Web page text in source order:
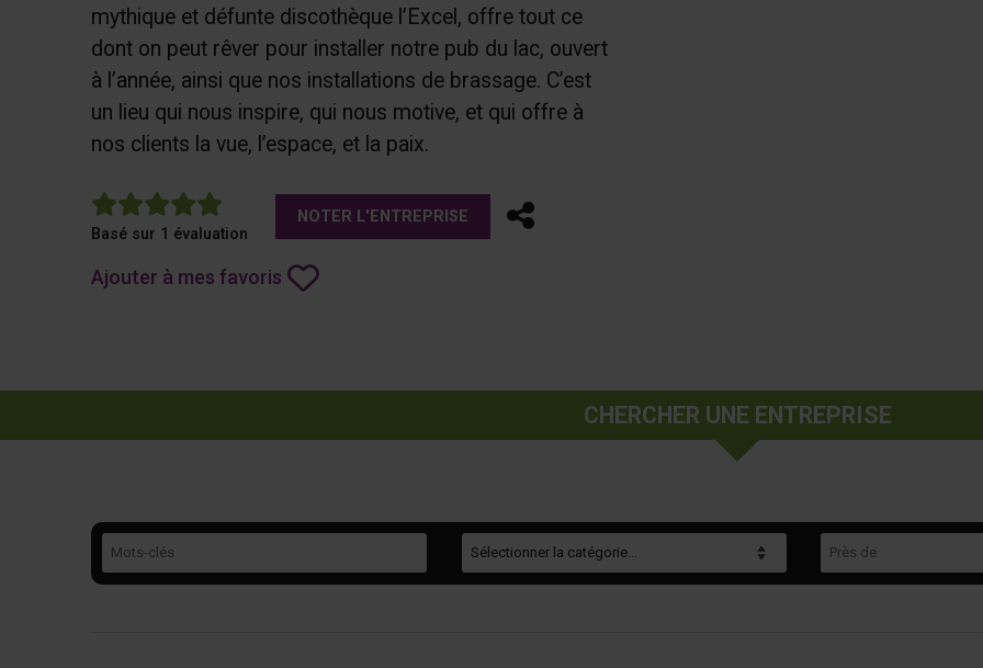
mythique et défunte discothèque l’Excel, offre tout ce
dont on peut rêver pour installer notre pub du lac, ouvert
à l’année, ainsi que nos installations de brassage. C’est
un lieu qui nous inspire, qui nous motive, et qui offre à
nos clients la vue, l’espace, et la paix.
5
Basé sur 1 évaluation
NOTER L'ENTREPRISE Partager
Ajouter à mes favoris
CHERCHER UNE ENTREPRISE